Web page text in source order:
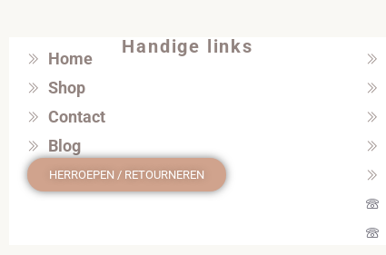
Handige links
Home
Shop
Contact
Blog
HERROEPEN / RETOURNEREN